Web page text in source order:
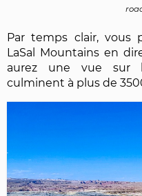
Par temps clair, vous
LaSal Mountains en
aurez une vue sur
culminent à plus de